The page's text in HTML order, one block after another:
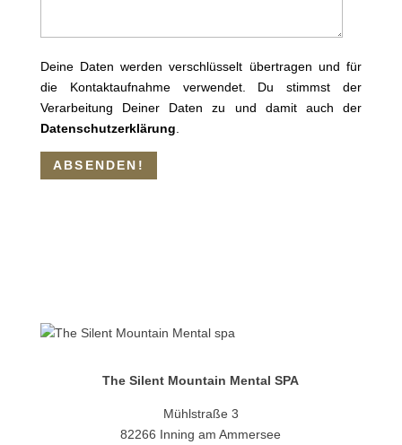
Deine Daten werden verschlüsselt übertragen und für
die Kontaktaufnahme verwendet. Du stimmst der
Verarbeitung Deiner Daten zu und damit auch der
Datenschutzerklärung
The Silent Mountain Mental SPA
Mühlstraße 3
82266 Inning am Ammersee